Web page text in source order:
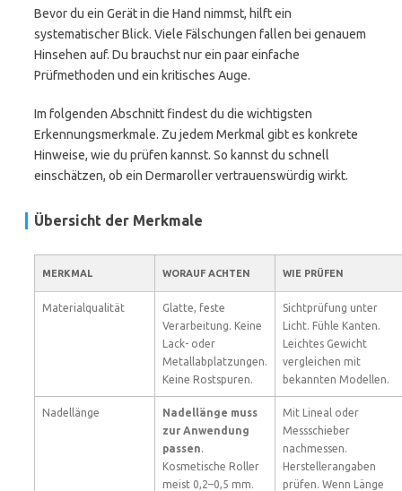
Bevor du ein Gerät in die Hand nimmst, hilft ein
systematischer Blick. Viele Fälschungen fallen bei genauem
Hinsehen auf. Du brauchst nur ein paar einfache
Prüfmethoden und ein kritisches Auge.
Im folgenden Abschnitt findest du die wichtigsten
Erkennungsmerkmale. Zu jedem Merkmal gibt es konkrete
Hinweise, wie du prüfen kannst. So kannst du schnell
einschätzen, ob ein Dermaroller vertrauenswürdig wirkt.
Übersicht der Merkmale
MERKMAL WORAUF ACHTEN WIE PRÜFEN
Materialqualität
Glatte, feste
Verarbeitung. Keine
Lack- oder
Metallabplatzungen.
Keine Rostspuren.
Sichtprüfung unter
Licht. Fühle Kanten.
Leichtes Gewicht
vergleichen mit
bekannten Modellen.
Nadellänge
Nadellänge muss
zur Anwendung
passen.
Kosmetische Roller
meist 0,2–0,5 mm.
Mit Lineal oder
Messschieber
nachmessen.
Herstellerangaben
prüfen. Wenn Länge